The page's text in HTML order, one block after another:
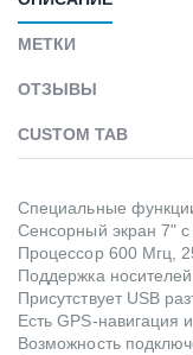
МЕТКИ
ОТЗЫВЫ
CUSTOM TAB
Специальные
Сенсорный экран 7"
Процессор 600 Мгц,
Поддержка
Присутствует USB
Есть GPS-навигация
Возможность